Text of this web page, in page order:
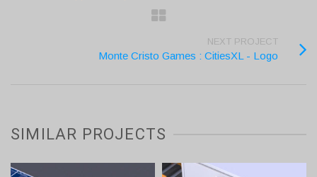
NEXT PROJECT
Monte Cristo Games : CitiesXL - Logo
SIMILAR PROJECTS